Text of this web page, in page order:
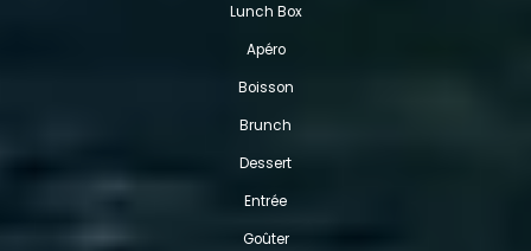
Lunch Box
Apéro
Boisson
Brunch
Dessert
Entrée
Goûter